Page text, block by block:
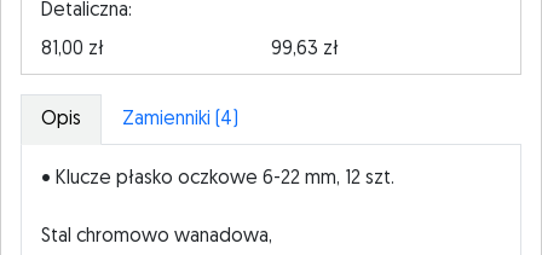
Detaliczna:
81,00 zł
99,63 zł
Opis Zamienniki (4)
• Klucze płasko oczkowe 6-22 mm, 12 szt.
Stal chromowo wanadowa,